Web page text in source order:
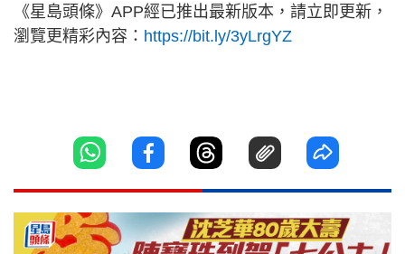
《星島頭條》APP經已推出最新版本，請立即更新，
瀏覽更精彩內容： https://bit.ly/3yLrgYZ